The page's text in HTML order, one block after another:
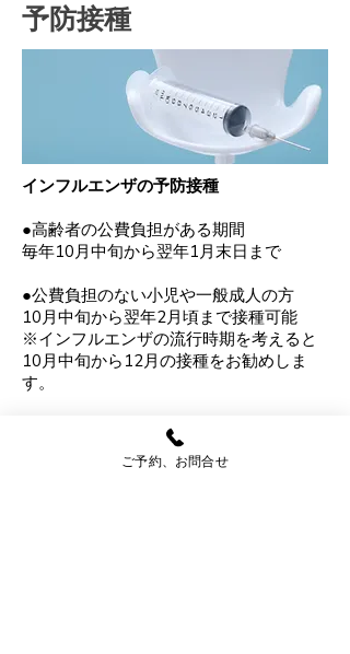
予防接種
インフルエンザの予防接種
●高齢者の公費負担がある期間
毎年10月中旬から翌年1月末日まで
●公費負担のない小児や一般成人の方
10月中旬から翌年2月頃まで接種可能
※インフルエンザの流行時期を考えると
10月中旬から12月の接種をお勧めしま
す。
全て予約制です。ご予約、お問合せ